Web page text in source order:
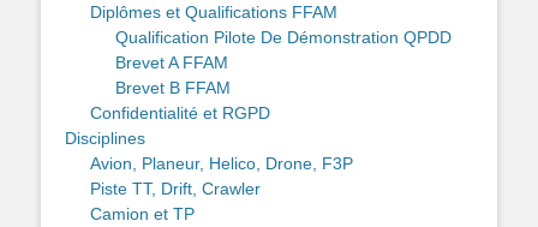
Diplômes et Qualifications FFAM
Qualification Pilote De Démonstration QPDD
Brevet A FFAM
Brevet B FFAM
Confidentialité et RGPD
Disciplines
Avion, Planeur, Helico, Drone, F3P
Piste TT, Drift, Crawler
Camion et TP